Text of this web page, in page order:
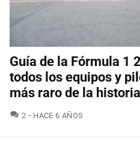
Guía de la Fórmula 1
todos los equipos y
más raro de la historia
2 COMENTARIOS
HACE 6 AÑOS